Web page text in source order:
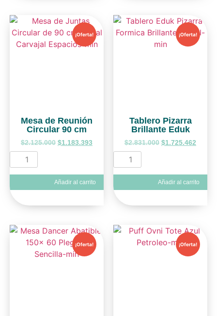
¡Oferta!
Mesa de Reunión
Circular 90 cm
$2.125.000 $1.183.393
Añadir al carrito
¡Oferta!
Tablero Pizarra
Brillante Eduk
$2.831.000 $1.725.462
Añadir al carrito
¡Oferta! ¡Oferta!